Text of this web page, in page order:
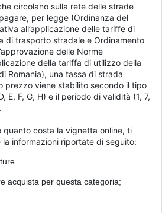
circolano sulla rete delle strade
per legge (Ordinanza del
all’applicazione delle tariffe di
di trasporto stradale e Ordinamento
delle Norme
della tariffa di utilizzo della
Romania), una tassa di strada
prezzo viene stabilito secondo il tipo
E, F, G, H) e il periodo di validità (1, 7,
quanto costa la vignetta online, ti
informazioni riportate di seguito:
acquista per questa categoria;